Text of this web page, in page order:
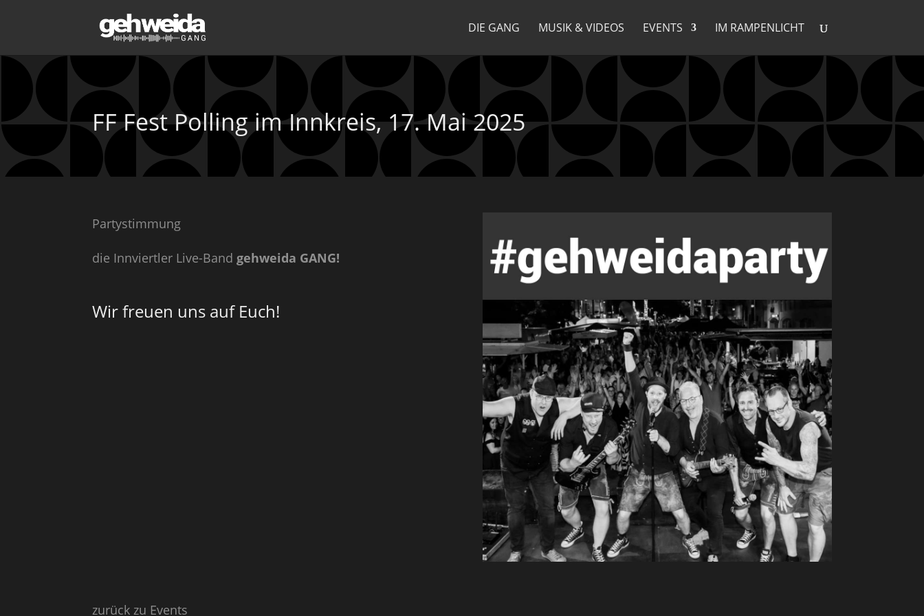
DIE GANG MUSIK & VIDEOS EVENTS IM RAMPENLICHT
FF Fest Polling im Innkreis, 17. Mai 2025
Partystimmung
die Innviertler Live-Band gehweida GANG!
Wir freuen uns auf Euch!
zurück zu Events